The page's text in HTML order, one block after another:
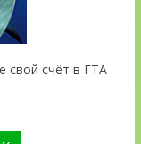
свой счёт в ГТА